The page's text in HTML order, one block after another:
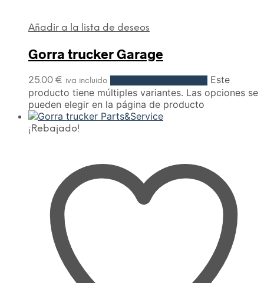
Añadir a la lista de deseos
Gorra trucker Garage
25.00 € iva incluido
Este
producto tiene múltiples variantes. Las opciones se
pueden elegir en la página de producto
¡Rebajado!